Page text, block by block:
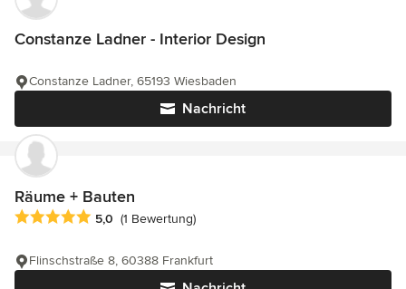
Constanze Ladner - Interior Design
Nachricht
Constanze Ladner, 65193 Wiesbaden
Räume + Bauten
Durchschnittliche Bewertung: 5 von 5 Sternen
5,0 (1 Bewertung)
Flinschstraße 8, 60388 Frankfurt